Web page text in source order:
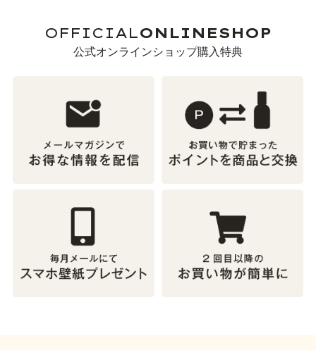
OFFICIALONLINESHOP
公式オンラインショップ購入特典